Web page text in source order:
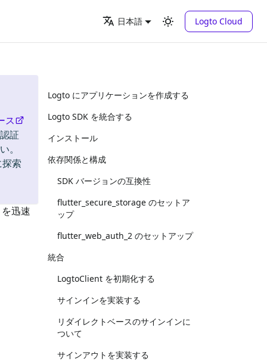
日本語 Logto Cloud
ス
証
。
索
迅速
Logto にアプリケーションを作成する
Logto SDK を統合する
インストール
依存関係と構成
SDK バージョンの互換性
flutter_secure_storage のセットア
ップ
flutter_web_auth_2 のセットアップ
統合
LogtoClient を初期化する
サインインを実装する
リダイレクトベースのサインインに
ついて
サインアウトを実装する